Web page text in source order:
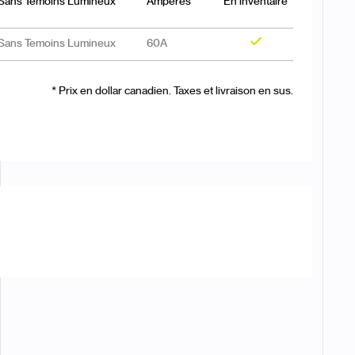
Temoins Lumineux 60A
* Prix en dollar canadien. Taxes et livraison en sus.